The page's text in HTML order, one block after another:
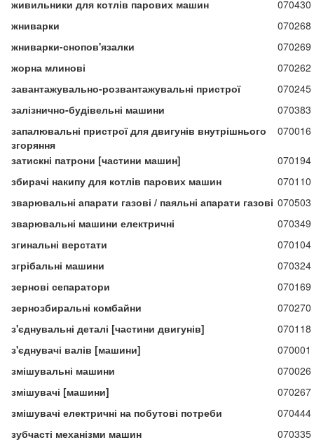
живильники для котлів парових машин
070430
жниварки
070268
жниварки-снопов'язалки
070269
жорна млинові
070262
завантажувально-розвантажувальні пристрої
070245
залізнично-будівельні машини
070383
запалювальні пристрої для двигунів внутрішнього
згоряння
070016
затискні патрони [частини машин]
070194
збирачі накипу для котлів парових машин
070110
зварювальні апарати газові / паяльні апарати газові 070503
зварювальні машини електричні
070349
згинальні верстати
070104
згрібальні машини
070324
зернові сепаратори
070169
зернозбиральні комбайни
070270
з'єднувальні деталі [частини двигунів]
070118
з'єднувачі валів [машини]
070001
змішувальні машини
070026
змішувачі [машини]
070267
змішувачі електричні на побутові потреби
070444
зубчасті механізми машин
070335